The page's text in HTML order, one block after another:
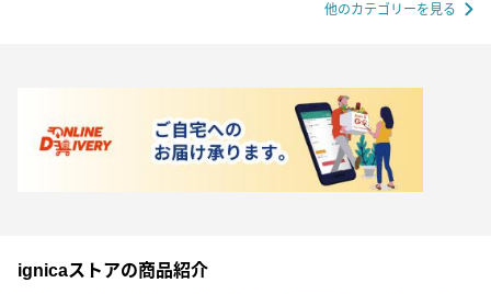
他のカテゴリーを見る
ignicaストアの商品紹介